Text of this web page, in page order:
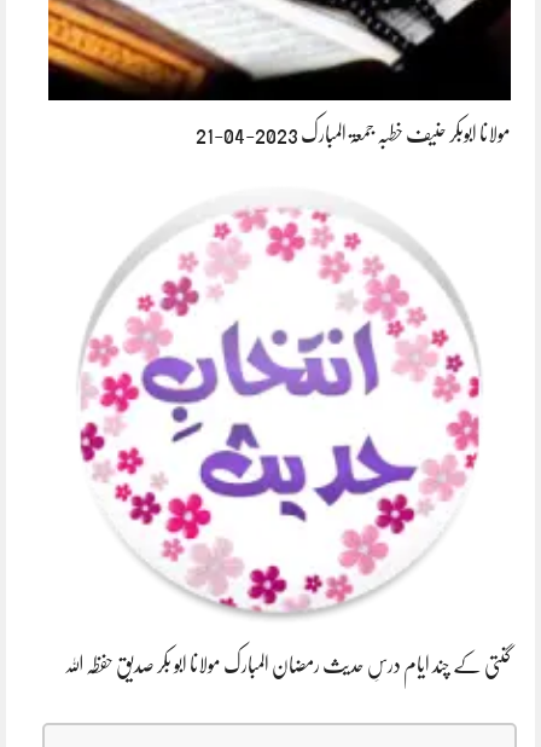
مولانا ابوبکر حنیف خطبہ جمعۃ المبارک 2023-04-21
گنتی کے چند ایام درسِ حدیث رمضان المبارک مولانا ابو بکر صدیق حفظہ اللہ